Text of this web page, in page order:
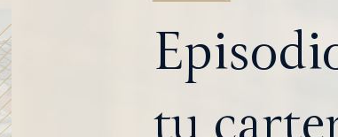
tu